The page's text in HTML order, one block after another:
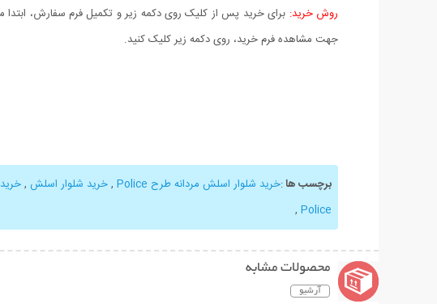
روش خرید: برای خرید پس از کلیک روی دکمه زیر و تکمیل فرم سفارش، ابتدا
جهت مشاهده فرم خرید، روی دکمه زیر کلیک کنید.
برچسب ها:خرید شلوار اسلش مردانه طرح Police ,خرید شلوار اسلش ,
Police
,
محصولات مشابه
آرشیو